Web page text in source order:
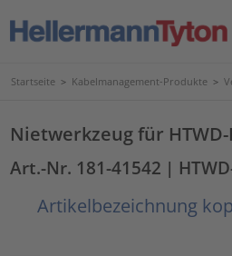
Startseite > Kabelmanagement-Produkte >
Nietwerkzeug für HTWD-
Art.-Nr. 181-41542 |
Artikelbezeichnung